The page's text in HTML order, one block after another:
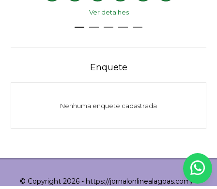
Ver detalhes
Enquete
Nenhuma enquete cadastrada
© Copyright 2026 - https://jornalonlinealagoas.com/ -